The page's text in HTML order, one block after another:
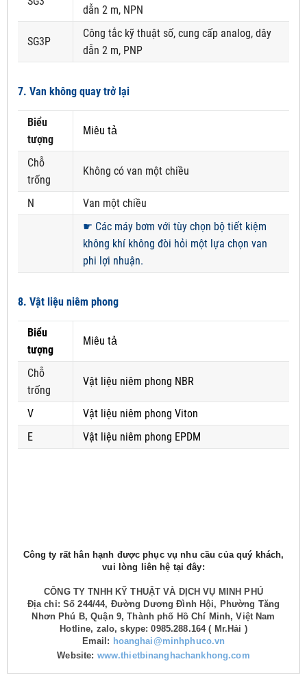
dẫn 2 m, NPN
SG3P
Công tắc kỹ thuật số, cung cấp analog, dây
dẫn 2 m, PNP
7. Van không quay trở lại
Biểu
tượng
Miêu tả
Chỗ
trống
Không có van một chiều
N
Van một chiều
☛ Các máy bơm với tùy chọn bộ tiết kiệm
không khí không đòi hỏi một lựa chọn van
phi lợi nhuận.
8. Vật liệu niêm phong
Biểu
tượng
Miêu tả
Chỗ
trống
Vật liệu niêm phong NBR
V
Vật liệu niêm phong Viton
E
Vật liệu niêm phong EPDM
Công ty rất hân hạnh được phục vụ nhu cầu của quý khách,
vui lòng liên hệ tại đây:
CÔNG TY TNHH KỸ THUẬT VÀ DỊCH VỤ MINH PHÚ
Địa chỉ: Số 244/44, Đường Dương Đình Hội, Phường Tăng
Nhơn Phú B, Quận 9, Thành phố Hồ Chí Minh, Việt Nam
Hotline, zalo, skype: 0985.288.164 ( Mr.Hải )
Email: hoanghai@minhphuco.vn
Website: www.thietbinanghachankhong.com